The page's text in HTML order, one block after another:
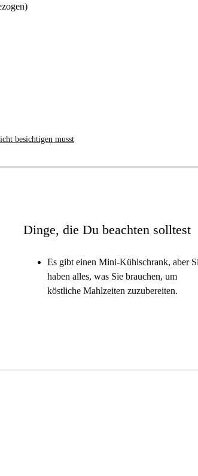
finden Sie hier.
Studio empfängt.
die Gäste bequem sitzen lassen.
Dieses sonnige Studio mit einem bequemen
besichtigen musst
Dinge, die Du beachten solltest
Es gibt einen Mini-Kühlschrank, aber
haben alles, was Sie brauchen, um
köstliche Mahlzeiten zuzubereiten.